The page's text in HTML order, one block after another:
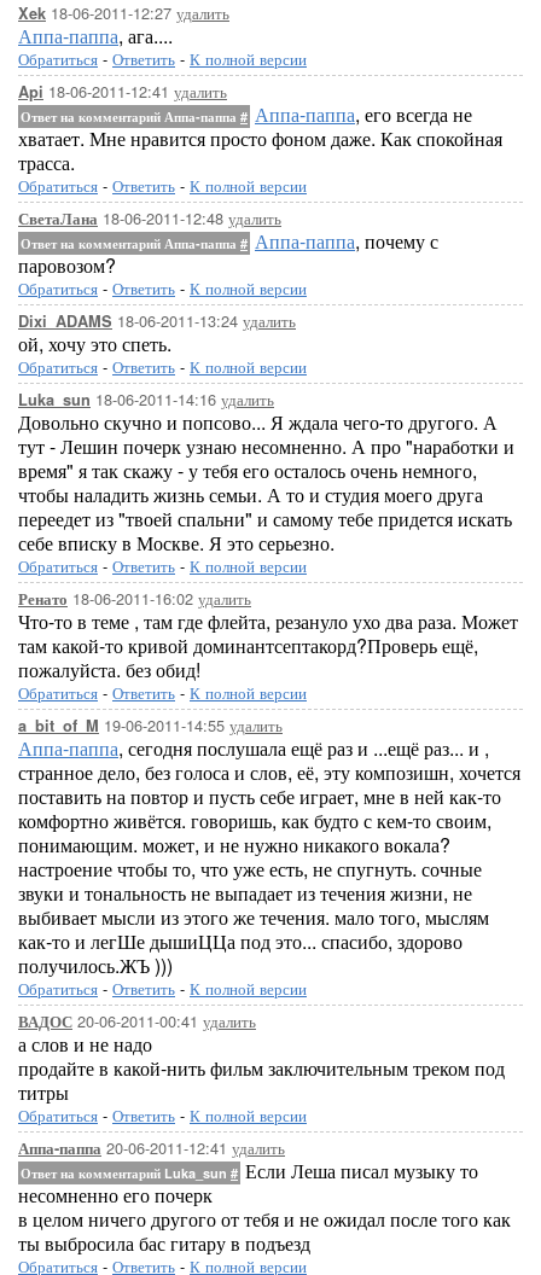
Xek 18-06-2011-12:27 удалить
Аппа-паппа, ага....
Обратиться - Ответить - К полной версии
Api 18-06-2011-12:41 удалить
Ответ на комментарий Аппа-паппа # Аппа-паппа, его всегда не
хватает. Мне нравится просто фоном даже. Как спокойная
трасса.
Обратиться - Ответить - К полной версии
СветаЛана 18-06-2011-12:48 удалить
Ответ на комментарий Аппа-паппа # Аппа-паппа, почему с
паровозом?
Обратиться - Ответить - К полной версии
Dixi_ADAMS 18-06-2011-13:24 удалить
ой, хочу это спеть.
Обратиться - Ответить - К полной версии
Luka_sun 18-06-2011-14:16 удалить
Довольно скучно и попсово... Я ждала чего-то другого. А
тут - Лешин почерк узнаю несомненно. А про "наработки и
время" я так скажу - у тебя его осталось очень немного,
чтобы наладить жизнь семьи. А то и студия моего друга
переедет из "твоей спальни" и самому тебе придется искать
себе вписку в Москве. Я это серьезно.
Обратиться - Ответить - К полной версии
Ренато 18-06-2011-16:02 удалить
Что-то в теме , там где флейта, резануло ухо два раза. Может
там какой-то кривой доминантсептакорд?Проверь ещё,
пожалуйста. без обид!
Обратиться - Ответить - К полной версии
a_bit_of_M 19-06-2011-14:55 удалить
Аппа-паппа, сегодня послушала ещё раз и ...ещё раз... и ,
странное дело, без голоса и слов, её, эту композишн, хочется
поставить на повтор и пусть себе играет, мне в ней как-то
комфортно живётся. говоришь, как будто с кем-то своим,
понимающим. может, и не нужно никакого вокала?
настроение чтобы то, что уже есть, не спугнуть. сочные
звуки и тональность не выпадает из течения жизни, не
выбивает мысли из этого же течения. мало того, мыслям
как-то и легШе дышиЦЦа под это... спасибо, здорово
получилось.ЖЪ )))
Обратиться - Ответить - К полной версии
ВАДОС 20-06-2011-00:41 удалить
а слов и не надо
продайте в какой-нить фильм заключительным треком под
титры
Обратиться - Ответить - К полной версии
Аппа-паппа 20-06-2011-12:41 удалить
Ответ на комментарий Luka_sun # Если Леша писал музыку то
несомненно его почерк
в целом ничего другого от тебя и не ожидал после того как
ты выбросила бас гитару в подъезд
Обратиться - Ответить - К полной версии